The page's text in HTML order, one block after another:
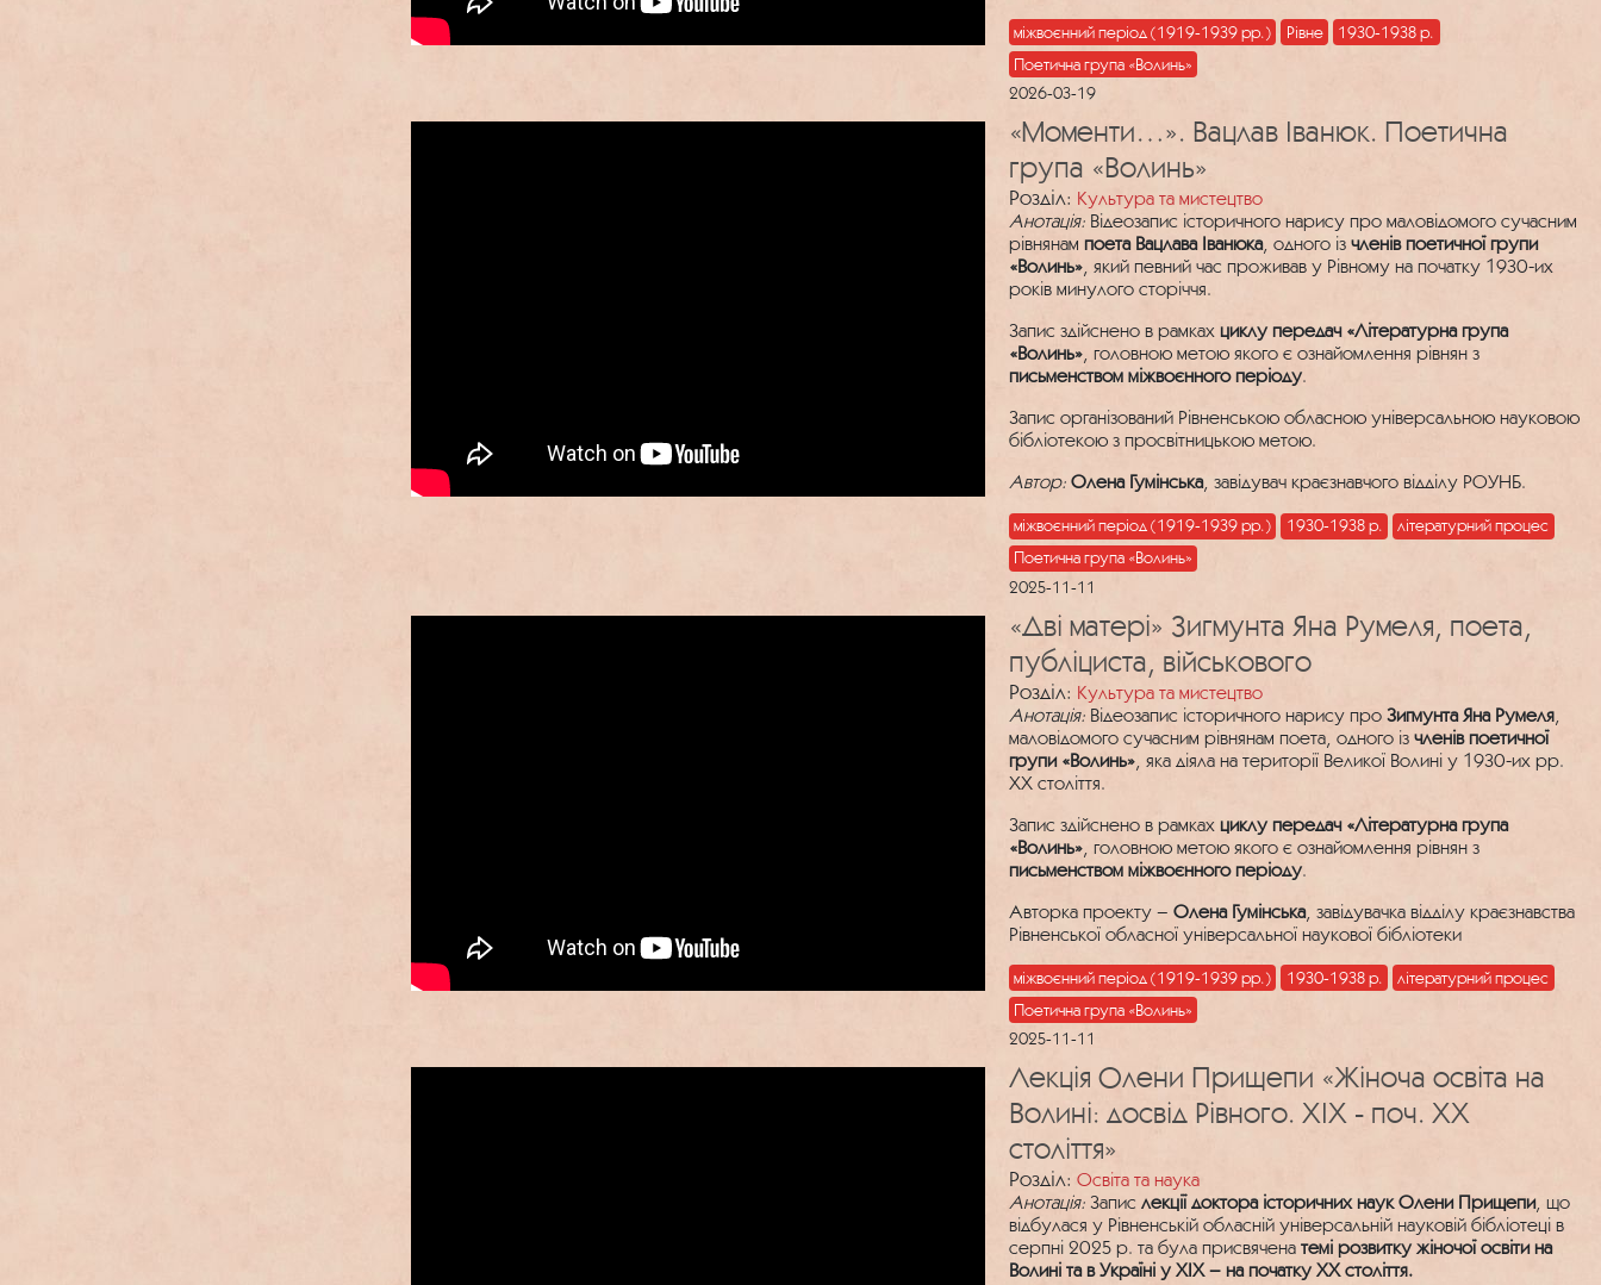
міжвоєнний період (1919-1939 рр.) Рівне
1930-1938 р.
Поетична група «Волинь»
2026-03-19
«Моменти…». Вацлав Іванюк. Поетична
група «Волинь»
Розділ: Культура та мистецтво
Анотація: Відеозапис історичного нарису про маловідомого сучасним
рівнянам поета Вацлава Іванюка, одного із членів поетичної групи
«Волинь», який певний час проживав у Рівному на початку 1930-их
років минулого сторіччя.
Запис здійснено в рамках циклу передач «Літературна група
«Волинь», головною метою якого є ознайомлення рівнян з
письменством міжвоєнного періоду.
Запис організований Рівненською обласною універсальною науковою
бібліотекою з просвітницькою метою.
Автор: Олена Гумінська, завідувач краєзнавчого відділу РОУНБ.
міжвоєнний період (1919-1939 рр.) 1930-1938 р.
літературний процес
Поетична група «Волинь»
2025-11-11
«Дві матері» Зигмунта Яна Румеля, поета,
публіциста, військового
Розділ: Культура та мистецтво
Анотація:Відеозапис історичного нарису проЗигмунта Яна Румеля,
маловідомого сучасним рівнянам поета, одного із членів поетичної
групи «Волинь», яка діяла на території Великої Волині у 1930-их рр.
ХХ століття.
Запис здійснено в рамках циклу передач «Літературна група
«Волинь», головною метою якого є ознайомлення рівнян з
письменством міжвоєнного періоду.
Авторка проекту – Олена Гумінська, завідувачка відділу краєзнавства
Рівненської обласної універсальної наукової бібліотеки
міжвоєнний період (1919-1939 рр.) 1930-1938 р.
літературний процес
Поетична група «Волинь»
2025-11-11
Лекція Олени Прищепи «Жіноча освіта на
Волині: досвід Рівного. ХІХ - поч. ХХ
століття»
Розділ: Освіта та наука
Анотація:Запис лекції доктора історичних наук Олени Прищепи, що
відбулася у Рівненській обласній універсальній науковій бібліотеці в
серпні 2025 р. та була присвячена темі розвитку жіночої освіти на
Волині та в Україні у ХІХ – на початку ХХ століття.